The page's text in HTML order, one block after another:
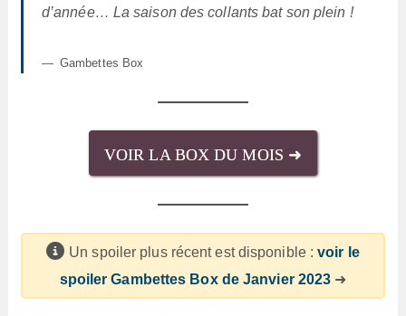
d’année… La saison des collants bat son plein !
Gambettes Box
VOIR LA BOX DU MOIS ➜
Un spoiler plus récent est disponible :voir le
spoiler Gambettes Box de Janvier 2023 ➜